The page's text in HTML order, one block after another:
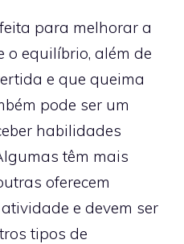
para melhorar a
o equilíbrio, além de
e que queima
pode ser um
habilidades
têm mais
oferecem
e devem ser
tipos de